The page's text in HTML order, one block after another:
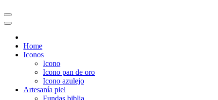
Home
Iconos
Icono
Icono pan de oro
Icono azulejo
Artesanía piel
Fundas biblia